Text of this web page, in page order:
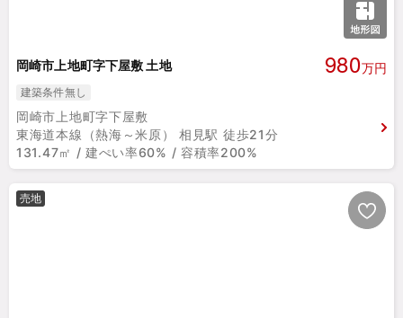
岡崎市上地町字下屋敷 土地 980万円
建築条件無し
岡崎市上地町字下屋敷
東海道本線（熱海～米原） 相見駅 徒歩21分
131.47㎡ / 建ぺい率60% / 容積率200%
売地